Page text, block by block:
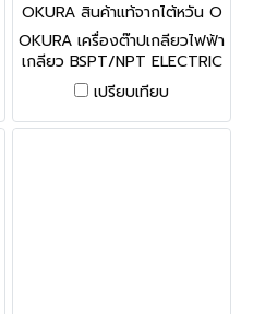
OKURA สินค้าแท้จากไต้หวัน O
K-KT-404
OKURA เครื่องต๊าปเกลียวไฟฟ้า
เกลียว BSPT/NPT ELECTRIC
THREADING MACHINE อะไหล่
พร้อม
เปรียบเทียบ